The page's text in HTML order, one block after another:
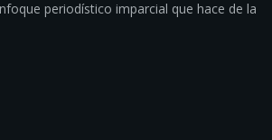
periodístico imparcial que hace de la